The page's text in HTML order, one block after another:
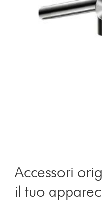
Accessori
il tuo